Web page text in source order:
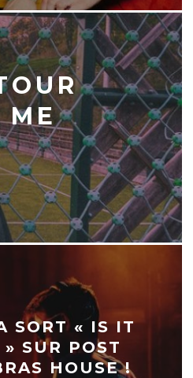
ME
SORT « IS IT
» SUR POST
HOUSE !